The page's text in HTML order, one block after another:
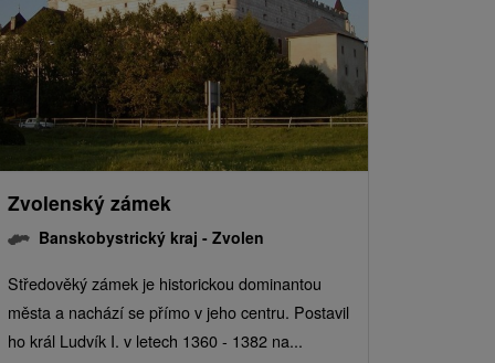
Zvolenský zámek
Banskobystrický kraj - Zvolen
Středověký zámek je historickou dominantou
města a nachází se přímo v jeho centru. Postavil
ho král Ludvík I. v letech 1360 - 1382 na...